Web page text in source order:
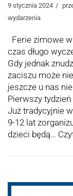
9 stycznia 2024
wydarzenia
Ferie zimowe
czas długo
Gdy jednak
zaciszu może
jeszcze u nas
Pierwszy
Już tradycyjnie
9-12 lat
dzieci będą…